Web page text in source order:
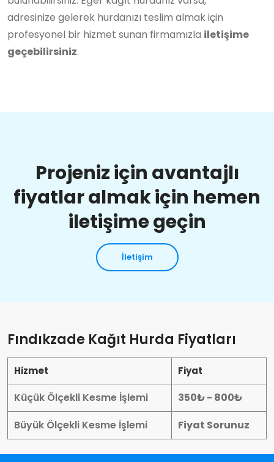
adresinize gelerek hurdanızı teslim almak için
profesyonel bir hizmet sunan firmamızla iletişime
geçebilirsiniz.
Projeniz için avantajlı
fiyatlar almak için hemen
iletişime geçin
İletişim
Fındıkzade Kağıt Hurda Fiyatları
Hizmet Fiyat
Küçük Ölçekli Kesme İşlemi
350₺ - 800₺
Büyük Ölçekli Kesme İşlemi
Fiyat Sorunuz